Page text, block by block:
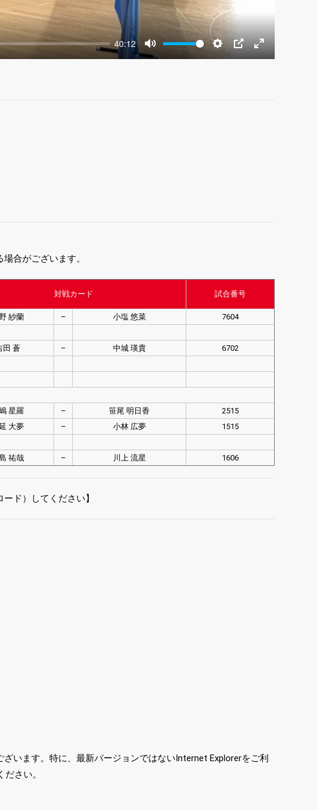
40:12
Mute Settings
PIP Enter
合がございます。
対戦カード 試合番号
紗蘭 – 小塩 悠菜
7604
田 蒼 – 中城 瑛貴
6702
星羅 – 笹尾 明日香
2515
大夢 – 小林 広夢
1515
祐哉 – 川上 流星 1606
ド）してください】
います。特に、最新バージョンではないInternet Explorerをご利
ださい。